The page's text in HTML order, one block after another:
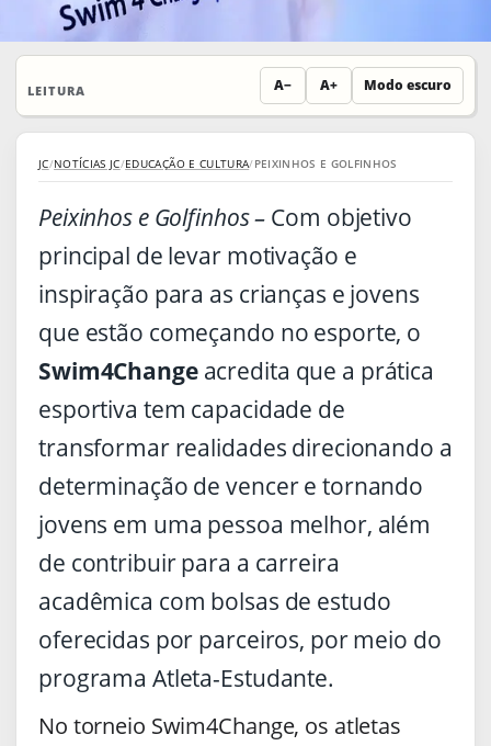
LEITURA A− A+ Modo escuro
JC/NOTÍCIAS JC/EDUCAÇÃO E CULTURA/PEIXINHOS E GOLFINHOS
Peixinhos e Golfinhos – Com objetivo
principal de levar motivação e
inspiração para as crianças e jovens
que estão começando no esporte, o
Swim4Changeacredita que a prática
esportiva tem capacidade de
transformar realidades direcionando a
determinação de vencer e tornando
jovens em uma pessoa melhor, além
de contribuir para a carreira
acadêmica com bolsas de estudo
oferecidas por parceiros, por meio do
programa Atleta-Estudante.
No torneio Swim4Change, os atletas